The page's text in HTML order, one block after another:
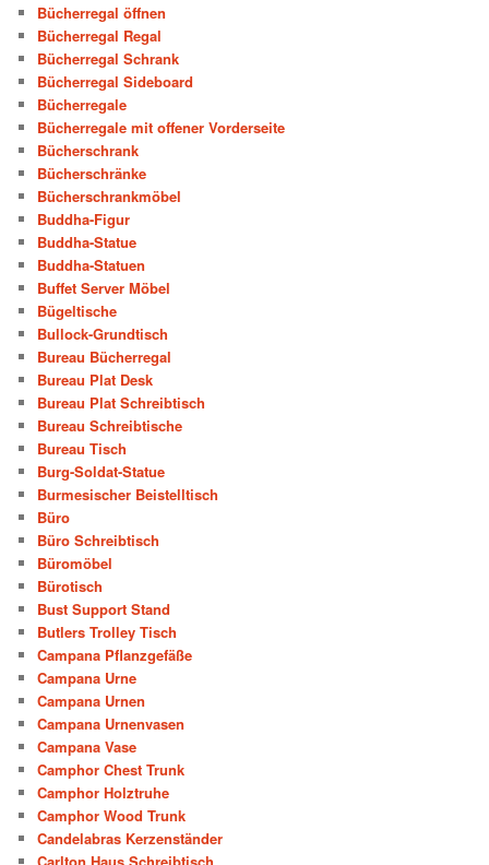
Bücherregal öffnen
Bücherregal Regal
Bücherregal Schrank
Bücherregal Sideboard
Bücherregale
Bücherregale mit offener Vorderseite
Bücherschrank
Bücherschränke
Bücherschrankmöbel
Buddha-Figur
Buddha-Statue
Buddha-Statuen
Buffet Server Möbel
Bügeltische
Bullock-Grundtisch
Bureau Bücherregal
Bureau Plat Desk
Bureau Plat Schreibtisch
Bureau Schreibtische
Bureau Tisch
Burg-Soldat-Statue
Burmesischer Beistelltisch
Büro
Büro Schreibtisch
Büromöbel
Bürotisch
Bust Support Stand
Butlers Trolley Tisch
Campana Pflanzgefäße
Campana Urne
Campana Urnen
Campana Urnenvasen
Campana Vase
Camphor Chest Trunk
Camphor Holztruhe
Camphor Wood Trunk
Candelabras Kerzenständer